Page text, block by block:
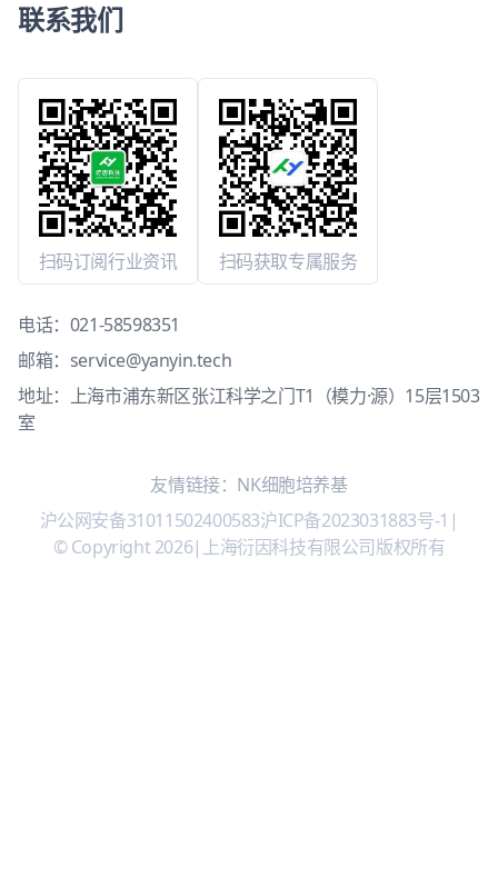
联系我们
扫码订阅行业资讯 扫码获取专属服务
电话： 021-58598351
邮箱： service@yanyin.tech
地址：上海市浦东新区张江科学之门T1（模力·源）15层1503
室
友情链接： NK细胞培养基
沪公网安备31011502400583沪ICP备2023031883号-1 |
© Copyright 2026| 上海衍因科技有限公司版权所有